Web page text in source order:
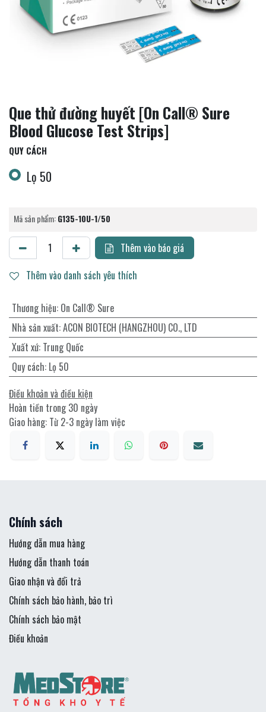
Que thử đường huyết [On Call® Sure
Blood Glucose Test Strips]
QUY CÁCH
Lọ 50
Mã sản phẩm:G135-10U-1/50
Thêm vào báo giá
Thêm vào danh sách yêu thích
Thương hiệu: On Call® Sure
Nhà sản xuất:ACON BIOTECH (HANGZHOU) CO., LTD
Xuất xứ: Trung Quốc
Quy cách: Lọ 50
Điều khoản và điều kiện
Hoàn tiền trong 30 ngày
Giao hàng: Từ 2-3 ngày làm việc
Chính sách
Hướng dẫn mua hàng
Hướng dẫn thanh toán
Giao nhận và đổi trả
Chính sách bảo hành, bảo trì
Chính sách bảo mật
Điều khoản